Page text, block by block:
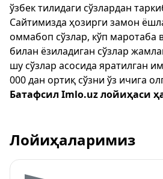
ўзбек тилидаги сўзлардан
Сайтимизда ҳозирги замон
оммабоп сўзлар, кўп маротаба
билан ёзиладиган сўзлар
шу сўзлар асосида яратилган
000 дан ортиқ сўзни ўз ичига
Батафсил Imlo.uz лойиҳаси
Лойиҳаларимиз